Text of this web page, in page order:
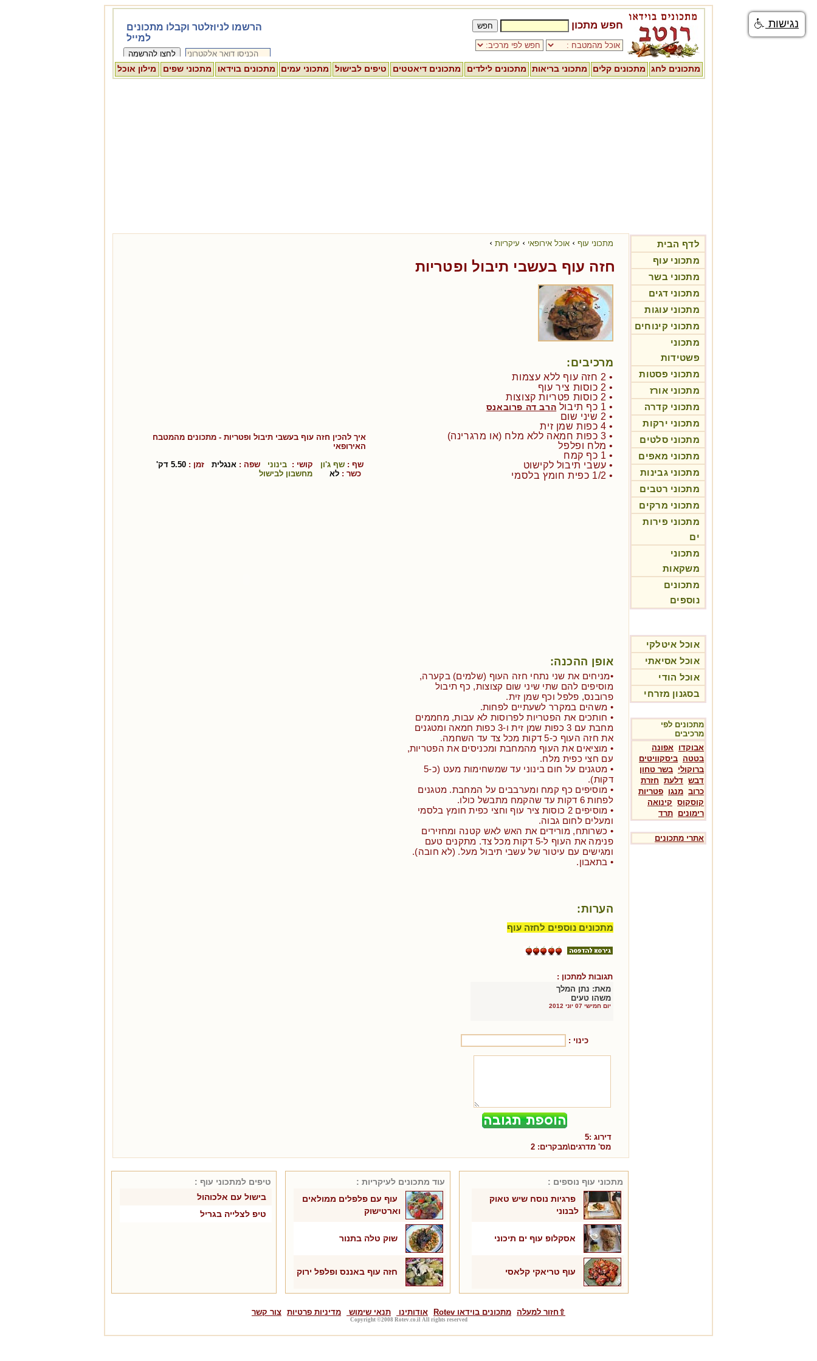
חפש מתכון
מתכונים לחג מתכונים קלים מתכוני בריאות מתכונים לילדים מתכונים דיאטטים טיפים לבישול מתכוני עמים מתכונים בוידאו מתכוני שפים מילון אוכל
לדף הבית
מתכוני עוף
מתכוני בשר
מתכוני דגים
מתכוני עוגות
מתכוני קינוחים
מתכוני
פשטידות
מתכוני פסטות
מתכוני אורז
מתכוני קדרה
מתכוני ירקות
מתכוני סלטים
מתכוני מאפים
מתכוני גבינות
מתכוני רטבים
מתכוני מרקים
מתכוני פירות
ים
מתכוני
משקאות
מתכונים
נוספים
אוכל איטלקי
אוכל אסיאתי
אוכל הודי
בסגנון מזרחי
מתכונים לפי
מרכיבים
אבוקדו אפונה
בטטה ביסקוויטים
ברוקולי בשר טחון
דבש דלעת חזרת
כרוב מנגו פטריות
קוסקוס קינואה
רימונים תרד
אתרי מתכונים
מתכוני עוף › אוכל אירופאי › עיקריות ›
חזה עוף בעשבי תיבול ופטריות
מרכיבים:
• 2 חזה עוף ללא עצמות
• 2 כוסות ציר עוף
• 2 כוסות פטריות קצוצות
• 1 כף תיבול
הרב דה פרובאנס
• 2 שיני שום
• 4 כפות שמן זית
• 3 כפות חמאה ללא מלח (או מרגרינה)
• מלח ופלפל
• 1 כף קמח
• עשבי תיבול לקישוט
• 1/2 כפית חומץ בלסמי
אופן ההכנה:
•מניחים את שני נתחי חזה העוף (שלמים) בקערה,
מוסיפים להם שתי שיני שום קצוצות, כף תיבול
פרובנס, פלפל וכף שמן זית.
• משהים במקרר לשעתיים לפחות.
• חותכים את הפטריות לפרוסות לא עבות, מחממים
מחבת עם 3 כפות שמן זית ו-3 כפות חמאה ומטגנים
את חזה העוף כ-5 דקות מכל צד עד השחמה.
• מוציאים את העוף מהמחבת ומכניסים את הפטריות,
עם חצי כפית מלח.
• מטגנים על חום בינוני עד שמשחימות מעט (כ-5
דקות).
• מוסיפים כף קמח ומערבבים על המחבת. מטגנים
לפחות 6 דקות עד שהקמח מתבשל כולו.
• מוסיפים 2 כוסות ציר עוף וחצי כפית חומץ בלסמי
ומעלים לחום גבוה.
• כשרותח, מורידים את האש לאש קטנה ומחזירים
פנימה את העוף ל-5 דקות מכל צד. מתקנים טעם
ומגישים עם עיטור של עשבי תיבול מעל. (לא חובה).
• בתאבון.
הערות:
מתכונים נוספים לחזה עוף
תגובות למתכון :
מאת: נתן המלך
משהו טעים
יום חמישי 07 יוני 2012
כינוי :
דירוג :5
מס' מדרגים\מבקרים: 2
איך להכין חזה עוף בעשבי תיבול ופטריות - מתכונים מהמטבח
האירופאי
שף : שף ג'ון קושי : בינוני שפה : אנגלית זמן : 5.50 דק'
כשר : לא מחשבון לבישול
מתכוני עוף נוספים :
פרגיות נוסח שיש טאוק
לבנוני
אסקלופ עוף ים תיכוני
עוף טריאקי קלאסי
עוד מתכונים לעיקריות :
עוף עם פלפלים ממולאים
וארטישוק
שוק טלה בתנור
חזה עוף באננס ופלפל ירוק
טיפים למתכוני עוף :
בישול עם אלכוהול
טיפ לצלייה בגריל
⇧חזור למעלה מתכונים בוידאו Rotev אודותינו תנאי שימוש מדיניות פרטיות צור קשר
Copyright ©2008 Rotev.co.il All rights reserved
נגישות